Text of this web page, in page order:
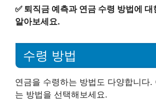
✅ 퇴직금 예측과 연금 수령 방법에
알아보세요.
수령 방법
연금을 수령하는 방법도 다양합니다.
는 방법을 선택해보세요.